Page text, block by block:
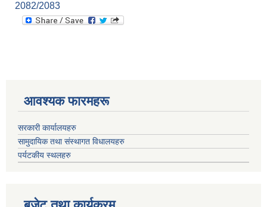
2082/2083
आवश्यक फारमहरू
सरकारी कार्यालयहरु
सामुदायिक तथा संस्थागत विधालयहरु
पर्यटकीय स्थलहरु